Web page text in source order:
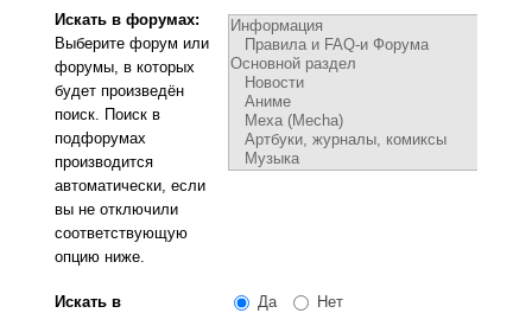
Искать в форумах:
Выберите форум или
форумы, в которых
будет произведён
поиск. Поиск в
подфорумах
производится
автоматически, если
вы не отключили
соответствующую
опцию ниже.
Искать в
Да Нет